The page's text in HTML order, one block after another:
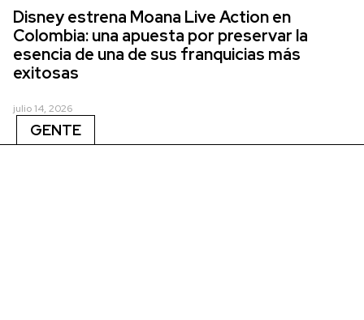
Disney estrena Moana Live Action en
Colombia: una apuesta por preservar la
esencia de una de sus franquicias más
exitosas
julio 14, 2026
GENTE